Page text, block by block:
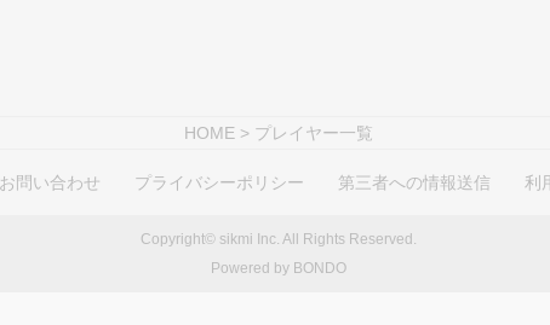
HOME > プレイヤー一覧
お問い合わせ プライバシーポリシー 第三者への情報送信 利
Copyright© sikmi Inc. All Rights Reserved.
Powered by BONDO